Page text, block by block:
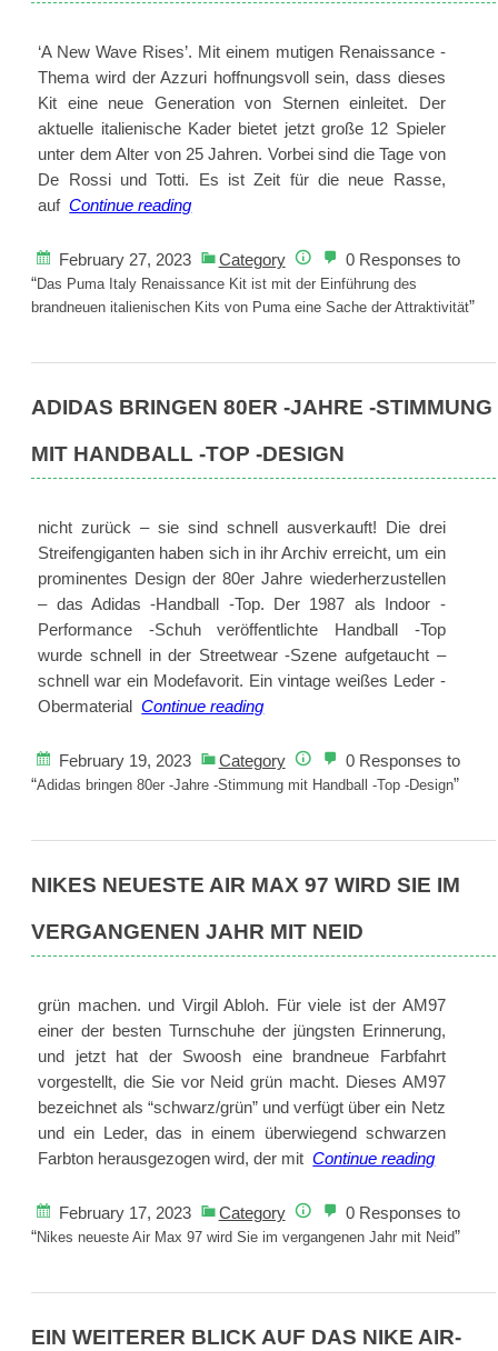
‘A New Wave Rises’. Mit einem mutigen Renaissance -
Thema wird der Azzuri hoffnungsvoll sein, dass dieses
Kit eine neue Generation von Sternen einleitet. Der
aktuelle italienische Kader bietet jetzt große 12 Spieler
unter dem Alter von 25 Jahren. Vorbei sind die Tage von
De Rossi und Totti. Es ist Zeit für die neue Rasse,
auf Continue readingDas
Italy
Renaissance
Kit
Einführung
brandneuen
italienischen
von
Puma
eine
Sache
der
Attraktivität
February 27, 2023 Category
0 Responses to
“Das Puma Italy Renaissance Kit ist mit der Einführung des
brandneuen italienischen Kits von Puma eine Sache der Attraktivität”
ADIDAS BRINGEN 80ER -JAHRE -STIMMUNG
MIT HANDBALL -TOP -DESIGN
nicht zurück – sie sind schnell ausverkauft! Die drei
Streifengiganten haben sich in ihr Archiv erreicht, um ein
prominentes Design der 80er Jahre wiederherzustellen
– das Adidas -Handball -Top. Der 1987 als Indoor -
Performance -Schuh veröffentlichte Handball -Top
wurde schnell in der Streetwear -Szene aufgetaucht –
schnell war ein Modefavorit. Ein vintage weißes Leder -
Obermaterial Continue readingAdidas
80er
-
mit
-
Top
Design
February 19, 2023 Category
0 Responses to
“Adidas bringen 80er -Jahre -Stimmung mit Handball -Top -Design”
NIKES NEUESTE AIR MAX 97 WIRD SIE IM
VERGANGENEN JAHR MIT NEID
grün machen. und Virgil Abloh. Für viele ist der AM97
einer der besten Turnschuhe der jüngsten Erinnerung,
und jetzt hat der Swoosh eine brandneue Farbfahrt
vorgestellt, die Sie vor Neid grün macht. Dieses AM97
bezeichnet als “schwarz/grün” und verfügt über ein Netz
und ein Leder, das in einem überwiegend schwarzen
Farbton herausgezogen wird, der mit Continue readingNikes
Air
Max
im
February 17, 2023 Category
0 Responses to
“Nikes neueste Air Max 97 wird Sie im vergangenen Jahr mit Neid”
EIN WEITERER BLICK AUF DAS NIKE AIR-